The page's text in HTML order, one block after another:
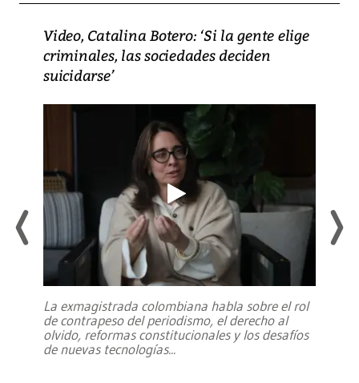
Video, Catalina Botero: ‘Si la gente elige
criminales, las sociedades deciden
suicidarse’
La exmagistrada colombiana habla sobre el rol
de contrapeso del periodismo, el derecho al
olvido, reformas constitucionales y los desafíos
de nuevas tecnologías...